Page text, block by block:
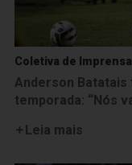
Coletiva de Imprensa
Anderson
temporada: “Nós
Leia mais